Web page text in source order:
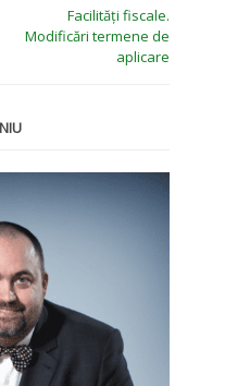
Facilități fiscale.
Modificări termene de
aplicare